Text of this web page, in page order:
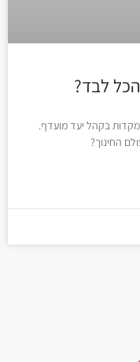
לבד?
בקהל יעד מועדף.
החינוך?